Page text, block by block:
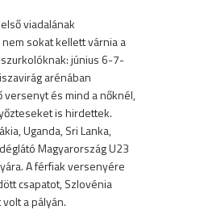
viadalának
sokat kellett várnia a
június 6-7-
arénában
versenyt és mind a nőknél,
is hirdettek.
Uganda, Sri Lanka,
Magyarország U23
A férfiak versenyére
csapatot, Szlovénia
a pályán.